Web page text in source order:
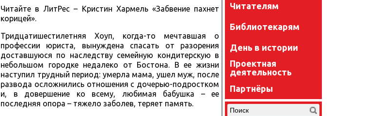
Читайте в ЛитРес – Кристин Хармель «Забвение пахнет
корицей».
Тридцатишестилетняя Хоуп, когда-то мечтавшая о
профессии юриста, вынуждена спасать от разорения
доставшуюся по наследству семейную кондитерскую в
небольшом городке недалеко от Бостона. В ее жизни
наступил трудный период: умерла мама, ушел муж, после
развода осложнились отношения с дочерью-подростком
и, в довершение ко всему, любимая бабушка – ее
последняя опора – тяжело заболев, теряет память.
Читателям
Библиотекарям
День в истории
Проектная
деятельность
Партнёры